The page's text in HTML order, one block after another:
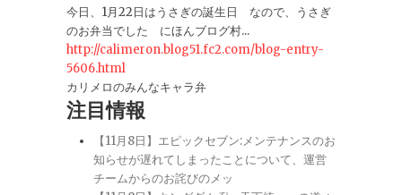
今日、1月22日はうさぎの誕生日 なので、うさぎ
のお弁当でした にほんブログ村...
http://calimeron.blog51.fc2.com/blog-entry-
5606.html
カリメロのみんなキャラ弁
注目情報
【11月8日】エピックセブン:メンテナンスのお
知らせが遅れてしまったことについて、運営
チームからのお詫びのメッ